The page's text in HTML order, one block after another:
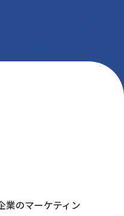
業のマーケティン